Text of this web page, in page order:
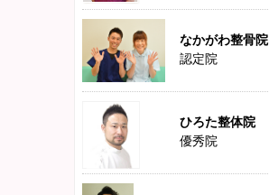
なかがわ整骨院
認定院
ひろた整体院
優秀院